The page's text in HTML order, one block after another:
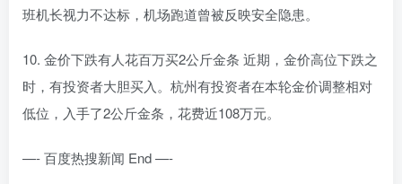
班机长视力不达标，机场跑道曾被反映安全隐患。
10. 金价下跌有人花百万买2公斤金条 近期，金价高位下跌之
时，有投资者大胆买入。杭州有投资者在本轮金价调整相对
低位，入手了2公斤金条，花费近108万元。
—- 百度热搜新闻 End —-